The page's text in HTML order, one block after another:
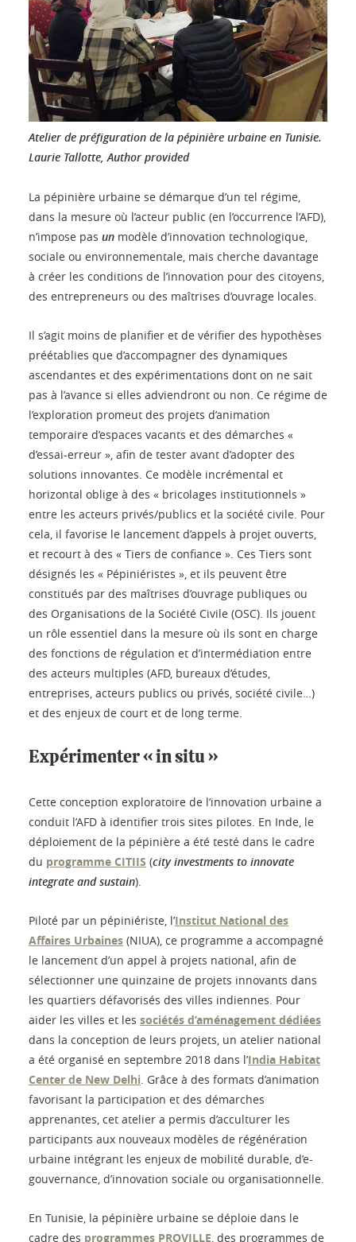
Atelier de préfiguration de la pépinière urbaine en Tunisie.
Laurie Tallotte,Author provided
La pépinière urbaine se démarque d’un tel régime,
dans la mesure où l’acteur public (en l’occurrence l’AFD),
n’impose pas un modèle d’innovation technologique,
sociale ou environnementale, mais cherche davantage
à créer les conditions de l’innovation pour des citoyens,
des entrepreneurs ou des maîtrises d’ouvrage locales.
Il s’agit moins de planifier et de vérifier des hypothèses
préétablies que d’accompagner des dynamiques
ascendantes et des expérimentations dont on ne sait
pas à l’avance si elles adviendront ou non. Ce régime de
l’exploration promeut des projets d’animation
temporaire d’espaces vacants et des démarches «
d’essai-erreur », afin de tester avant d’adopter des
solutions innovantes. Ce modèle incrémental et
horizontal oblige à des « bricolages institutionnels »
entre les acteurs privés/publics et la société civile. Pour
cela, il favorise le lancement d’appels à projet ouverts,
et recourt à des « Tiers de confiance ». Ces Tiers sont
désignés les « Pépiniéristes », et ils peuvent être
constitués par des maîtrises d’ouvrage publiques ou
des Organisations de la Société Civile (OSC). Ils jouent
un rôle essentiel dans la mesure où ils sont en charge
des fonctions de régulation et d’intermédiation entre
des acteurs multiples (AFD, bureaux d’études,
entreprises, acteurs publics ou privés, société civile…)
et des enjeux de court et de long terme.
Expérimenter « in situ »
Cette conception exploratoire de l’innovation urbaine a
conduit l’AFD à identifier trois sites pilotes. En Inde, le
déploiement de la pépinière a été testé dans le cadre
du programme CITIIS (city investments to innovate
integrate and sustain).
Piloté par un pépiniériste, l’Institut National des
Affaires Urbaines (NIUA), ce programme a accompagné
le lancement d’un appel à projets national, afin de
sélectionner une quinzaine de projets innovants dans
les quartiers défavorisés des villes indiennes. Pour
aider les villes et les sociétés d’aménagement dédiées
dans la conception de leurs projets, un atelier national
a été organisé en septembre 2018 dans l’India Habitat
Center de New Delhi. Grâce à des formats d’animation
favorisant la participation et des démarches
apprenantes, cet atelier a permis d’acculturer les
participants aux nouveaux modèles de régénération
urbaine intégrant les enjeux de mobilité durable, d’e-
gouvernance, d’innovation sociale ou organisationnelle.
En Tunisie, la pépinière urbaine se déploie dans le
cadre des programmes PROVILLE, des programmes de